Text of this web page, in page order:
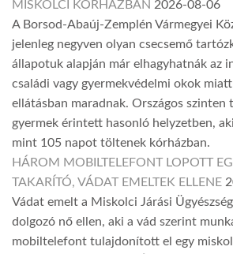
MISKOLCI KÓRHÁZBAN 2026-08-06
A Borsod-Abaúj-Zemplén Vármegyei
jelenleg negyven olyan csecsemő
állapotuk alapján már elhagyhatnák az
családi vagy gyermekvédelmi okok
ellátásban maradnak. Országos
gyermek érintett hasonló helyzetben,
mint 105 napot töltenek kórházban.
HÁROM MOBILTELEFONT LOPOTT
TAKARÍTÓ, VÁDAT EMELTEK ELLENE
Vádat emelt a Miskolci Járási
dolgozó nő ellen, aki a vád szerint
mobiltelefont tulajdonított el egy